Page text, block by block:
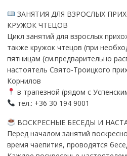
ЗАНЯТИЯ ДЛЯ ВЗРОСЛЫХ
КРУЖОК ЧТЕЦОВ
Цикл занятий для взрослых
также кружок чтецов (при
пятницам (см.предварительно
настоятель Свято-Троицкого
Корнилов
в трапезной (рядом с
тел.: +36 30 194 9001
ВОСКРЕСНЫЕ БЕСЕДЫ И
Перед началом занятий
время чаепития, проводятся